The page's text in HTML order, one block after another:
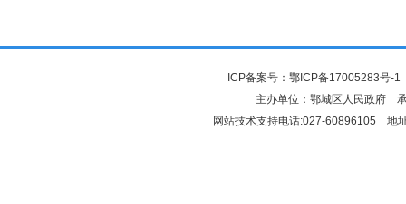
ICP备案号： 鄂ICP备17005283号-1
主办单位：鄂城区人民政府
网站技术支持电话:027-60896105 地